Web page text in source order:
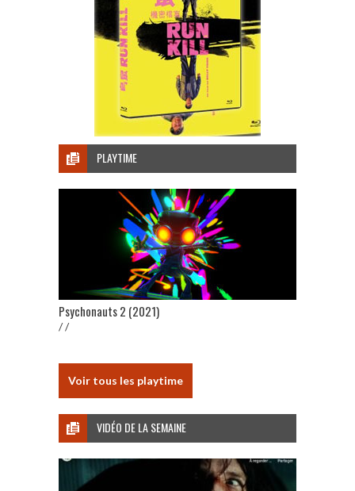
PLAYTIME
Psychonauts 2 (2021)
/ /
Voir tous les playtime
VIDÉO DE LA SEMAINE